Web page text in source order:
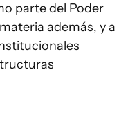
parte del Poder
además, y a